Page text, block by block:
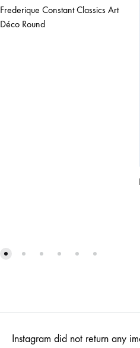
Frederique Constant Classics Art
Déco Round
Instagram did not return any